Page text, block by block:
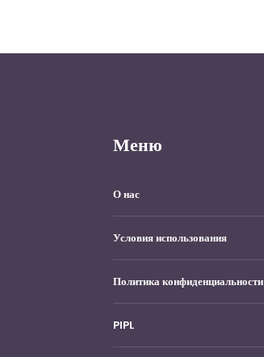
Меню
О нас
Условия использования
Политика конфиденциальности
PIPL